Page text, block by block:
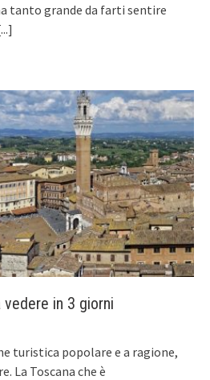
tanto grande da farti sentire
vedere in 3 giorni
turistica popolare e a ragione,
La Toscana che è